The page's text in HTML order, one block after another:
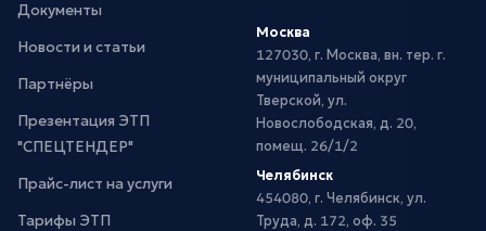
Документы
Новости и статьи
Партнёры
Презентация ЭТП
"СПЕЦТЕНДЕР"
Прайс-лист на услуги
Тарифы ЭТП
Москва
127030, г. Москва, вн. тер. г.
муниципальный округ
Тверской, ул.
Новослободская, д. 20,
помещ. 26/1/2
Челябинск
454080, г. Челябинск, ул.
Труда, д. 172, оф. 35